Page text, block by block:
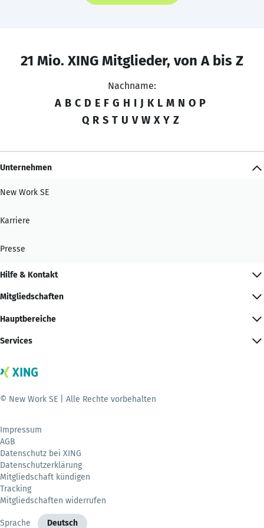
21 Mio. XING Mitglieder, von A bis Z
Nachname:
A B C D E F G H I J K L M N O P
Q R S T U V W X Y Z
Unternehmen
New Work SE
Karriere
Presse
Hilfe & Kontakt
Mitgliedschaften
Hauptbereiche
Services
© New Work SE | Alle Rechte vorbehalten
Impressum
AGB
Datenschutz bei XING
Datenschutzerklärung
Mitgliedschaft kündigen
Tracking
Mitgliedschaften widerrufen
Sprache Deutsch